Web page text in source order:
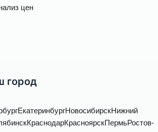
цен
город
ЕкатеринбургНовосибирскНижний
КраснодарКрасноярскПермьРостов-